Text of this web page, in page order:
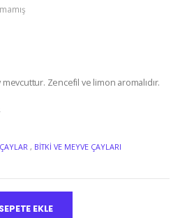
Zencefil ve limon aromalıdır.
ÇAYLAR , BITKI VE MEYVE ÇAYLARI
SEPETE EKLE